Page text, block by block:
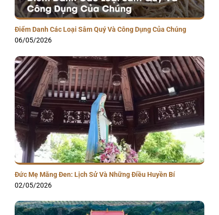
Điểm Danh Các Loại Sâm Quý Và Công Dụng Của Chúng
06/05/2026
Đức Mẹ Măng Đen: Lịch Sử Và Những Điều Huyền Bí
02/05/2026